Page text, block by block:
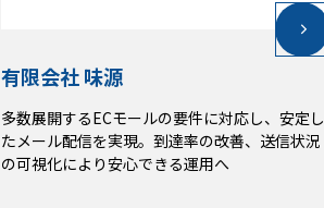
有限会社 味源
多数展開するECモールの要件に対応し、安定し
たメール配信を実現。到達率の改善、送信状況
の可視化により安心できる運用へ
有限会社 味源
多数展開するECモールの要件に対応し、安定し
たメール配信を実現。到達率の改善、送信状況
の可視化により安心できる運用へ